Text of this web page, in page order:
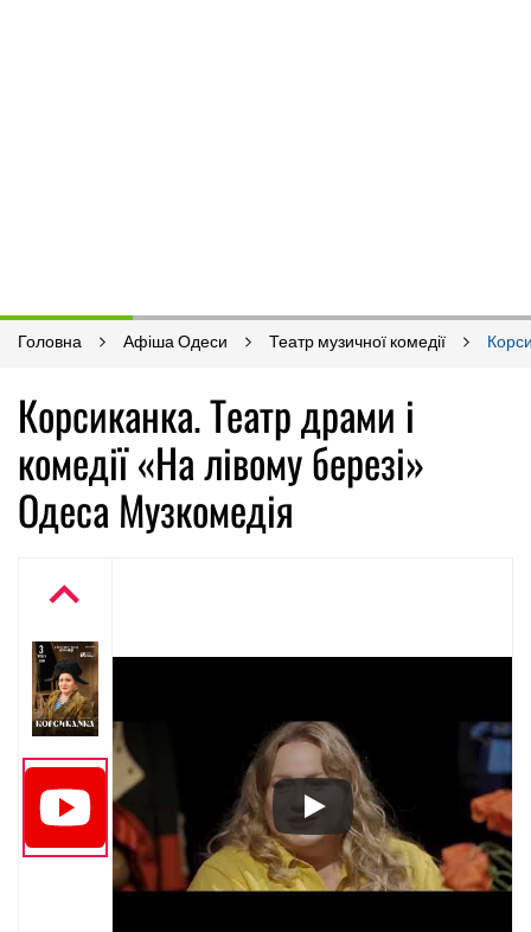
Головна Афіша Одеси Театр музичної комедії
Корсиканка. Театр драми і
комедії «На лівому березі»
Одеса Музкомедія